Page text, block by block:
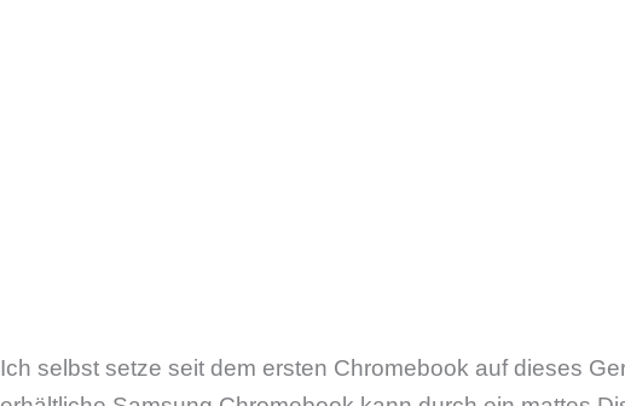
Ich selbst setze seit dem ersten Chromebook auf dieses